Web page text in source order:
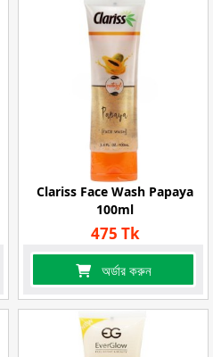
Clariss Face Wash Papaya
100ml
475 Tk
অর্ডার করুন